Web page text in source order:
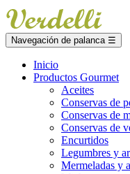
Navegación de palanca ☰
Inicio
Productos Gourmet
Aceites
Conservas de
Conservas de
Conservas de
Encurtidos
Legumbres y
Mermeladas y